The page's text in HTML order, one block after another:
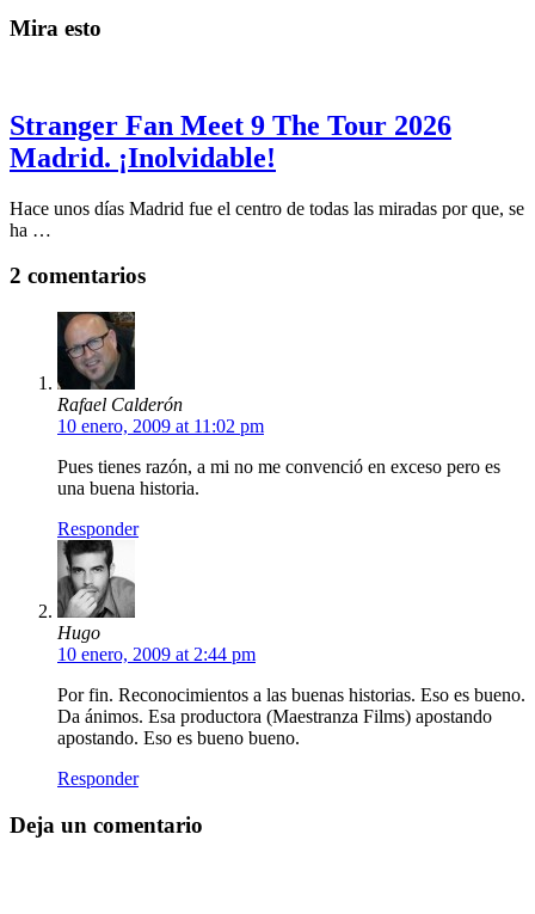
Mira esto
Stranger Fan Meet 9 The Tour 2026
Madrid. ¡Inolvidable!
Hace unos días Madrid fue el centro de todas las miradas por que, se
ha …
2 comentarios
Rafael Calderón
10 enero, 2009 at 11:02 pm
Pues tienes razón, a mi no me convenció en exceso pero es
una buena historia.
Responder
Hugo
10 enero, 2009 at 2:44 pm
Por fin. Reconocimientos a las buenas historias. Eso es bueno.
Da ánimos. Esa productora (Maestranza Films) apostando
apostando. Eso es bueno bueno.
Responder
Deja un comentario